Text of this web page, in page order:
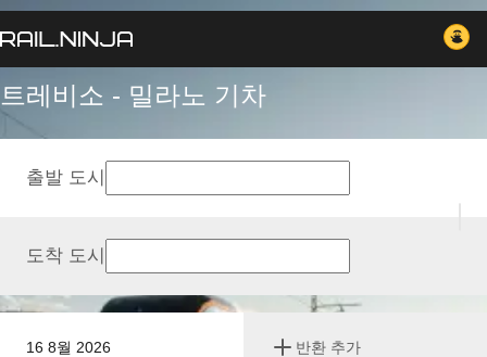
트레비소 - 밀라노 기차
16 8월 2026 반환 추가
출발 도시
도착 도시